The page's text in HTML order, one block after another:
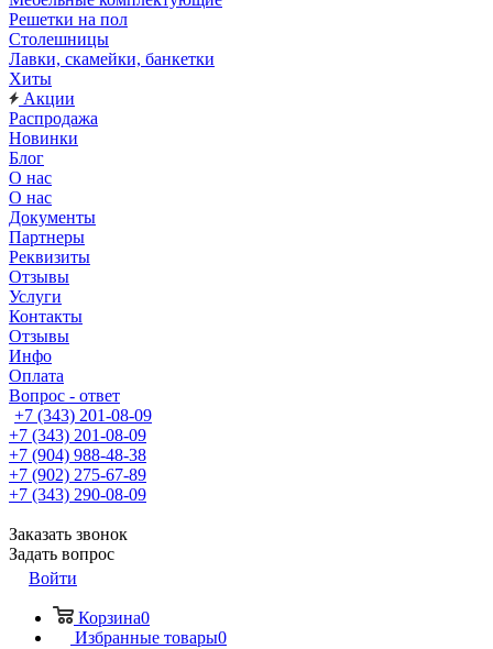
Решетки на пол
Столешницы
Лавки, скамейки, банкетки
Хиты
Акции
Распродажа
Новинки
Блог
О нас
О нас
Документы
Партнеры
Реквизиты
Отзывы
Услуги
Контакты
Отзывы
Инфо
Оплата
Вопрос - ответ
+7 (343) 201-08-09
+7 (343) 201-08-09
+7 (904) 988-48-38
+7 (902) 275-67-89
+7 (343) 290-08-09
Заказать звонок
Задать вопрос
Войти
Корзина0
Избранные товары0